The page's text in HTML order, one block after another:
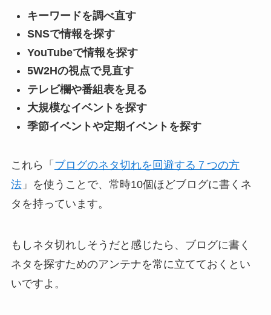
キーワードを調べ直す
SNSで情報を探す
YouTubeで情報を探す
5W2Hの視点で見直す
テレビ欄や番組表を見る
大規模なイベントを探す
季節イベントや定期イベントを探す
これら「 ブログのネタ切れを回避する７つの方
法」を使うことで、常時10個ほどブログに書くネ
タを持っています。
もしネタ切れしそうだと感じたら、 ブログに書く
ネタを探すためのアンテナを常に立てておくとい
いですよ。